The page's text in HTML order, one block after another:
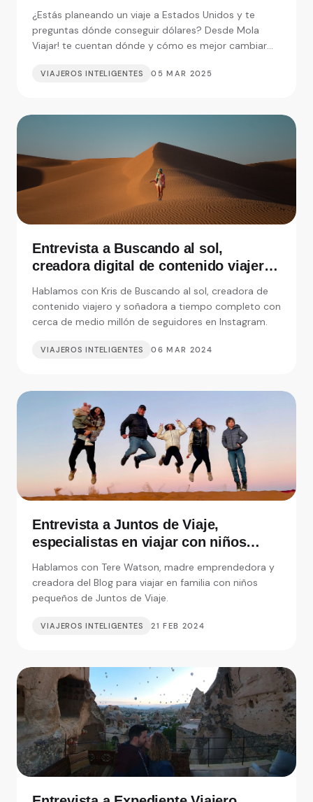
¿Estás planeando un viaje a Estados Unidos y te
preguntas dónde conseguir dólares? Desde Mola
Viajar! te cuentan dónde y cómo es mejor cambiar
VIAJEROS INTELIGENTES 05 MAR 2025
Entrevista a Buscando al sol,
creadora digital de contenido viajero
Hablamos con Kris de Buscando al sol, creadora de
contenido viajero y soñadora a tiempo completo con
cerca de medio millón de seguidores en Instagram.
VIAJEROS INTELIGENTES 06 MAR 2024
Entrevista a Juntos de Viaje,
especialistas en viajar con niños
Hablamos con Tere Watson, madre emprendedora y
creadora del Blog para viajar en familia con niños
pequeños de Juntos de Viaje.
VIAJEROS INTELIGENTES 21 FEB 2024